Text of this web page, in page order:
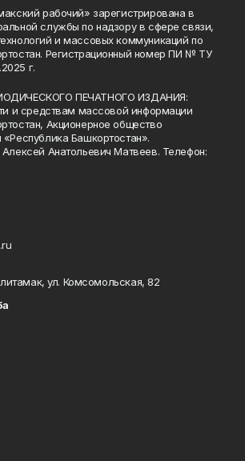
рабочий» зарегистрирована в
службы по надзору в сфере связи,
и массовых коммуникаций по
Регистрационный номер ПИ № ТУ
г.
ПЕЧАТНОГО ИЗДАНИЯ:
и средствам массовой информации
Акционерное общество
Башкортостан».
Анатольевич Матвеев. Телефон:
ул. Комсомольская, 82